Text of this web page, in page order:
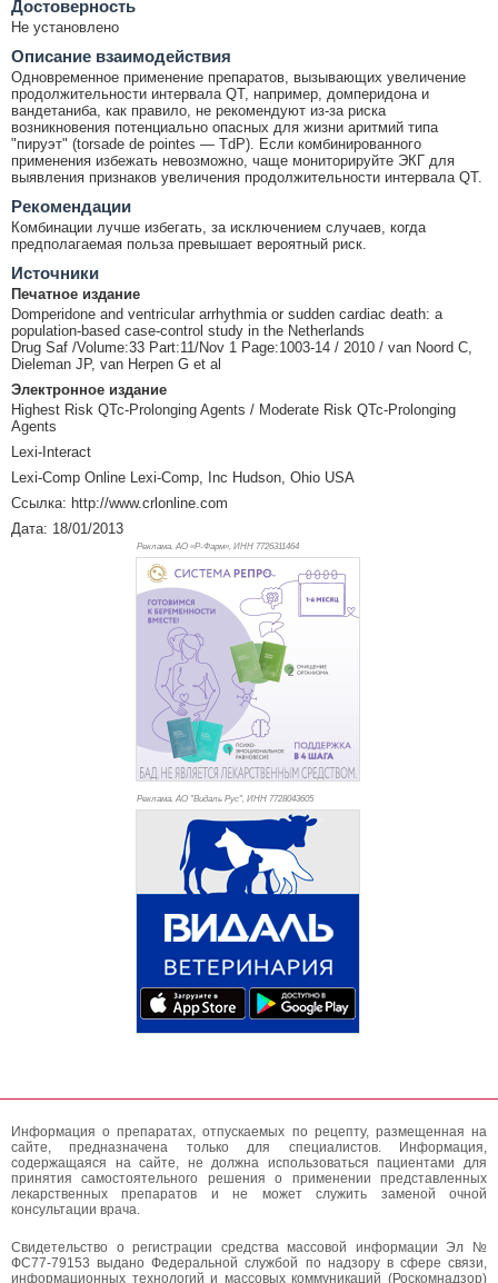
Достоверность
Не установлено
Описание взаимодействия
Одновременное применение препаратов, вызывающих увеличение
продолжительности интервала QT, например, домперидона и
вандетаниба, как правило, не рекомендуют из-за риска
возникновения потенциально опасных для жизни аритмий типа
"пируэт" (torsade de pointes — TdP). Если комбинированного
применения избежать невозможно, чаще мониторируйте ЭКГ для
выявления признаков увеличения продолжительности интервала QT.
Рекомендации
Комбинации лучше избегать, за исключением случаев, когда
предполагаемая польза превышает вероятный риск.
Источники
Печатное издание
Domperidone and ventricular arrhythmia or sudden cardiac death: a
population-based case-control study in the Netherlands
Drug Saf /Volume:33 Part:11/Nov 1 Page:1003-14 / 2010 / van Noord C,
Dieleman JP, van Herpen G et al
Электронное издание
Highest Risk QTc-Prolonging Agents / Moderate Risk QTc-Prolonging
Agents
Lexi-Interact
Lexi-Comp Online Lexi-Comp, Inc Hudson, Ohio USA
Ссылка: http://www.crlonline.com
Дата: 18/01/2013
Реклама. АО «Р-Фарм», ИНН 7726311464
Реклама. АО "Видаль Рус", ИНН 7728043605
Информация о препаратах, отпускаемых по рецепту, размещенная на
сайте, предназначена только для специалистов. Информация,
содержащаяся на сайте, не должна использоваться пациентами для
принятия самостоятельного решения о применении представленных
лекарственных препаратов и не может служить заменой очной
консультации врача.
Свидетельство о регистрации средства массовой информации Эл №
ФС77-79153 выдано Федеральной службой по надзору в сфере связи,
информационных технологий и массовых коммуникаций (Роскомнадзор)